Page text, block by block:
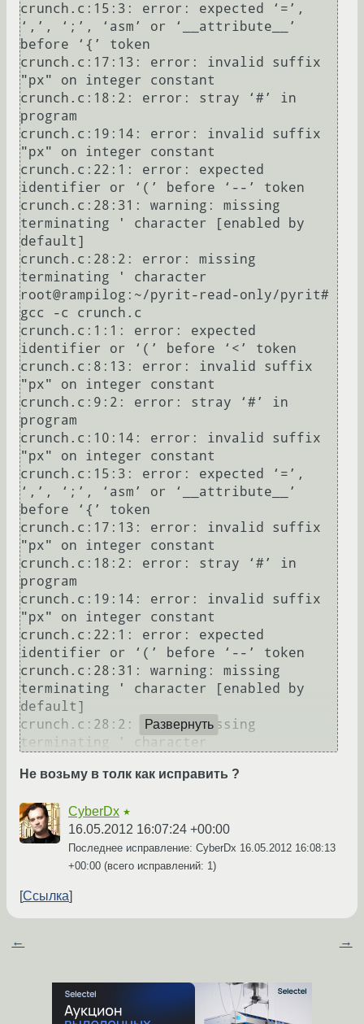
crunch.c:15:3: error: expected ‘=’,
‘,’, ‘;’, ‘asm’ or ‘__attribute__’
before ‘{’ token
crunch.c:17:13: error: invalid suffix
"px" on integer constant
crunch.c:18:2: error: stray ‘#’ in
program
crunch.c:19:14: error: invalid suffix
"px" on integer constant
crunch.c:22:1: error: expected
identifier or ‘(’ before ‘--’ token
crunch.c:28:31: warning: missing
terminating ' character [enabled by
default]
crunch.c:28:2: error: missing
terminating ' character
root@rampilog:~/pyrit-read-only/pyrit#
gcc -c crunch.c
crunch.c:1:1: error: expected
identifier or ‘(’ before ‘<’ token
crunch.c:8:13: error: invalid suffix
"px" on integer constant
crunch.c:9:2: error: stray ‘#’ in
program
crunch.c:10:14: error: invalid suffix
"px" on integer constant
crunch.c:15:3: error: expected ‘=’,
‘,’, ‘;’, ‘asm’ or ‘__attribute__’
before ‘{’ token
crunch.c:17:13: error: invalid suffix
"px" on integer constant
crunch.c:18:2: error: stray ‘#’ in
program
crunch.c:19:14: error: invalid suffix
"px" on integer constant
crunch.c:22:1: error: expected
identifier or ‘(’ before ‘--’ token
crunch.c:28:31: warning: missing
terminating ' character [enabled by
default]
crunch.c:28:2: error: missing
Развернуть
Не возьму в толк как исправить ?
CyberDx ★
16.05.2012 16:07:24 +00:00
Последнее исправление: CyberDx 16.05.2012 16:08:13
+00:00 (всего исправлений: 1)
Ссылка
← →